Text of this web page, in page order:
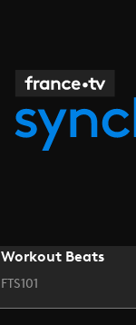
Workout Beats
FTS101